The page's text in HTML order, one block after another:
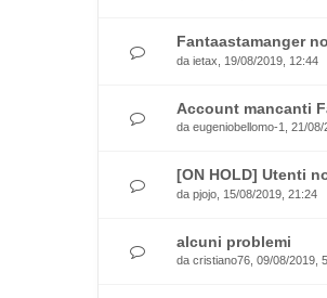
Fantaastamanger
da ietax , 19/08/2019, 12:44
Account mancanti
da eugeniobellomo-1 , 21/
[ON HOLD] Utenti
da pjojo , 15/08/2019, 21:24
alcuni problemi
da cristiano76 , 09/08/2019,